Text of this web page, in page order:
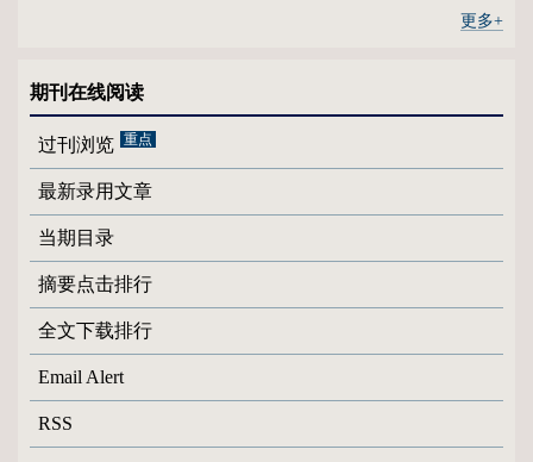
更多+
期刊在线阅读
过刊浏览
最新录用文章
当期目录
摘要点击排行
全文下载排行
Email Alert
RSS